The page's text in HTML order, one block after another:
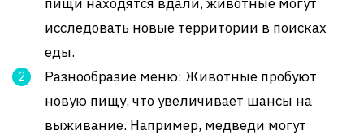
исследовать новые территории в поисках
еды.
Разнообразие меню: Животные пробуют
новую пищу, что увеличивает шансы на
выживание. Например, медведи могут